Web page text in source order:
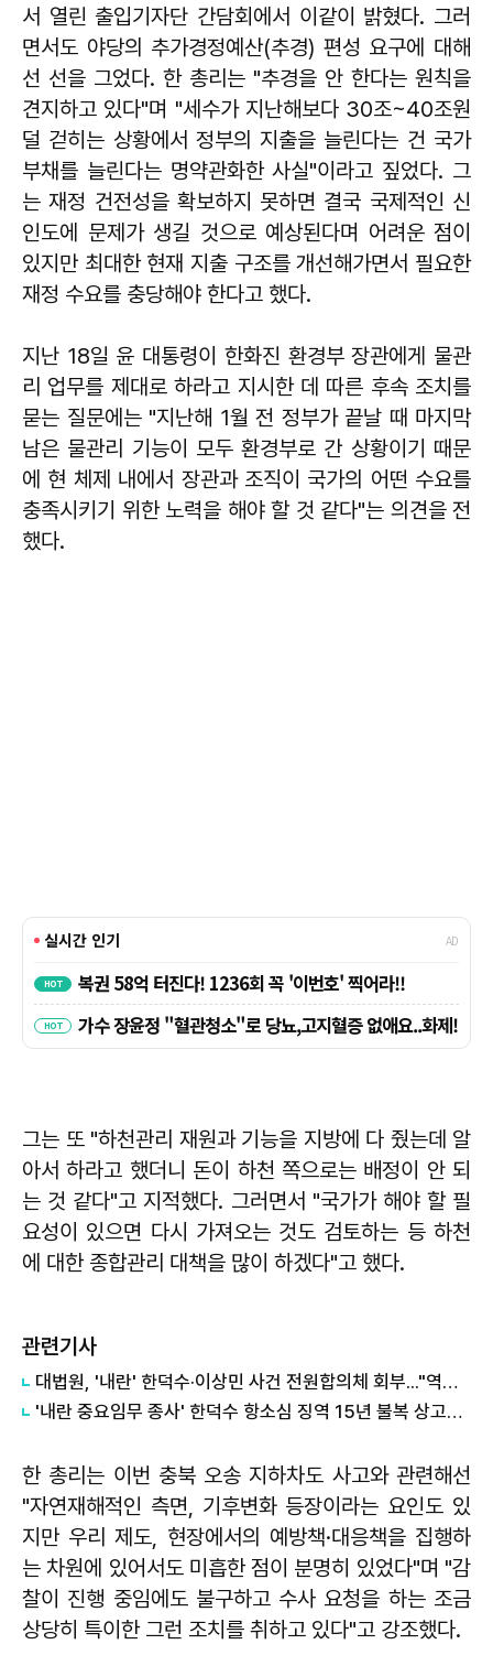
서 열린 출입기자단 간담회에서 이같이 밝혔다. 그러
면서도 야당의 추가경정예산(추경) 편성 요구에 대해
선 선을 그었다. 한 총리는 "추경을 안 한다는 원칙을
견지하고 있다"며 "세수가 지난해보다 30조~40조원
덜 걷히는 상황에서 정부의 지출을 늘린다는 건 국가
부채를 늘린다는 명약관화한 사실"이라고 짚었다. 그
는 재정 건전성을 확보하지 못하면 결국 국제적인 신
인도에 문제가 생길 것으로 예상된다며 어려운 점이
있지만 최대한 현재 지출 구조를 개선해가면서 필요한
재정 수요를 충당해야 한다고 했다.
지난 18일 윤 대통령이 한화진 환경부 장관에게 물관
리 업무를 제대로 하라고 지시한 데 따른 후속 조치를
묻는 질문에는 "지난해 1월 전 정부가 끝날 때 마지막
남은 물관리 기능이 모두 환경부로 간 상황이기 때문
에 현 체제 내에서 장관과 조직이 국가의 어떤 수요를
충족시키기 위한 노력을 해야 할 것 같다"는 의견을 전
했다.
그는 또 "하천관리 재원과 기능을 지방에 다 줬는데 알
아서 하라고 했더니 돈이 하천 쪽으로는 배정이 안 되
는 것 같다"고 지적했다. 그러면서 "국가가 해야 할 필
요성이 있으면 다시 가져오는 것도 검토하는 등 하천
에 대한 종합관리 대책을 많이 하겠다"고 했다.
관련기사
대법원, '내란' 한덕수·이상민 사건 전원합의체 회부..."역사적 평가 필요"
'내란 중요임무 종사' 한덕수 항소심 징역 15년 불복 상고…대법 최종 판단
한 총리는 이번 충북 오송 지하차도 사고와 관련해선
"자연재해적인 측면, 기후변화 등장이라는 요인도 있
지만 우리 제도, 현장에서의 예방책·대응책을 집행하
는 차원에 있어서도 미흡한 점이 분명히 있었다"며 "감
찰이 진행 중임에도 불구하고 수사 요청을 하는 조금
상당히 특이한 그런 조치를 취하고 있다"고 강조했다.